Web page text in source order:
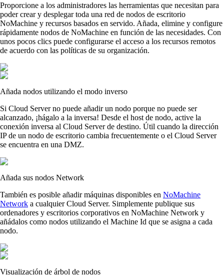
Proporcione a los administradores las herramientas que necesitan para
poder crear y desplegar toda una red de nodos de escritorio
NoMachine y recursos basados en servido. Añada, elimine y configure
rápidamente nodos de NoMachine en función de las necesidades. Con
unos pocos clics puede configurarse el acceso a los recursos remotos
de acuerdo con las políticas de su organización.
Añada nodos utilizando el modo inverso
Si Cloud Server no puede añadir un nodo porque no puede ser
alcanzado, ¡hágalo a la inversa! Desde el host de nodo, active la
conexión inversa al Cloud Server de destino. Útil cuando la dirección
IP de un nodo de escritorio cambia frecuentemente o el Cloud Server
se encuentra en una DMZ.
Añada sus nodos Network
También es posible añadir máquinas disponibles en NoMachine
Network a cualquier Cloud Server. Simplemente publique sus
ordenadores y escritorios corporativos en NoMachine Network y
añádalos como nodos utilizando el Machine Id que se asigna a cada
nodo.
Visualización de árbol de nodos